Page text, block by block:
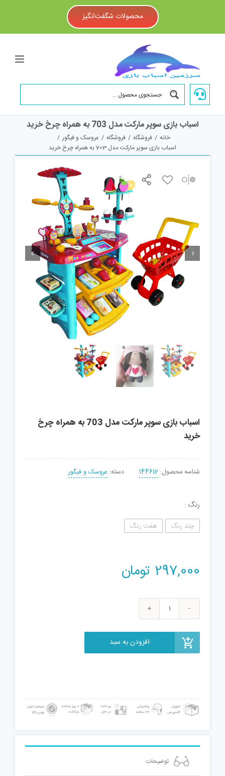
محصولات شگفت‌انگیز
اسباب بازی سوپر مارکت مدل 703 به همراه چرخ خرید
خانه / فروشگاه / فروشگاه / عروسک و فیگور /
اسباب بازی سوپر مارکت مدل 703 به همراه چرخ خرید
 
اسباب بازی سوپر مارکت مدل 703 به همراه چرخ
خرید
شناسه محصول: 144612 دسته: عروسک و فیگور
رنگ
چند رنگ هفت رنگ
297,000 تومان
اسباب
چرخ
خرید
افزودن به سبد
توضیحات